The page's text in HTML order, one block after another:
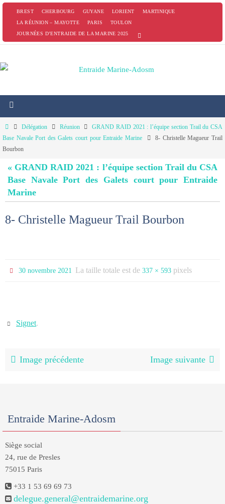
PasserBREST CHERBOURG GUYANE LORIENT
MARTINIQUE
LA RÉUNION – MAYOTTE
PARIS
TOULON
JOURNÉES D’ENTRAIDE DE LA MARINE 2025
HomeDélégation Réunion
GRAND RAID 2021 : l’équipe section Trail du CSA
Base Navale Port des Galets court pour Entraide Marine
8- Christelle Magueur Trail
Bourbon
« GRAND RAID 2021 : l’équipe section Trail du CSA
Base Navale Port des Galets court pour Entraide
Marine
8- Christelle Magueur Trail Bourbon
30 novembre 2021 La taille totale est de337 × 593 pixels
Signet.
Image précédente Image suivante
Entraide Marine-Adosm
Siège social
24, rue de Presles
75015 Paris
+33 1 53 69 69 73
delegue.general@entraidemarine.org